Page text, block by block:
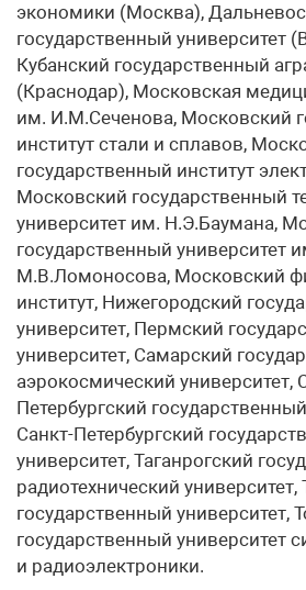
экономики (Москва),
государственный университет
Кубанский государственный
(Краснодар), Московская
им. И.М.Сеченова, Московский
институт стали и сплавов,
государственный институт
Московский государственный
университет им. Н.Э.Баумана,
государственный университет
М.В.Ломоносова, Московский
институт, Нижегородский
университет, Пермский
университет, Самарский
аэрокосмический университет,
Петербургский
Санкт-Петербургский
университет, Таганрогский
радиотехнический университет,
государственный университет,
государственный университет
и радиоэлектроники.